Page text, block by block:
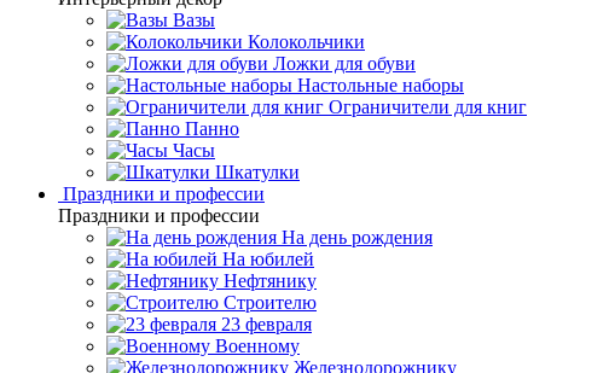
Вазы
Колокольчики
Ложки для обуви
Настольные наборы
Ограничители для книг
Панно
Часы
Шкатулки
Праздники и профессии
Праздники и профессии
На день рождения
На юбилей
Нефтянику
Строителю
23 февраля
Военному
Железнодорожнику